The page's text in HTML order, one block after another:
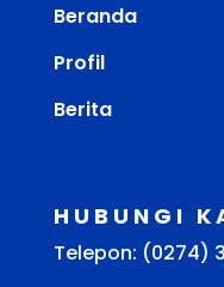
Beranda
Profil
Berita
HUBUNGI
Telepon: (0274)